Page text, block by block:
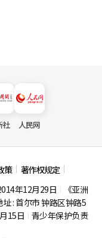
社 人民网
策 著作权规定
年12月29日
《亚洲
址 : 首尔市钟路区钟路5
15日
青少年保护负责